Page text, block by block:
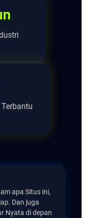
apa Situs ini,
Dan juga
Nyata di depan